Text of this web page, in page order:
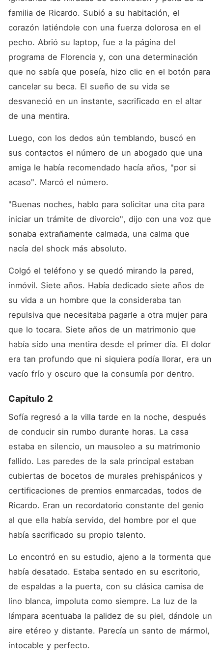
familia de Ricardo. Subió a su habitación, el
corazón latiéndole con una fuerza dolorosa en el
pecho. Abrió su laptop, fue a la página del
programa de Florencia y, con una determinación
que no sabía que poseía, hizo clic en el botón para
cancelar su beca. El sueño de su vida se
desvaneció en un instante, sacrificado en el altar
de una mentira.
Luego, con los dedos aún temblando, buscó en
sus contactos el número de un abogado que una
amiga le había recomendado hacía años, "por si
acaso". Marcó el número.
"Buenas noches, hablo para solicitar una cita para
iniciar un trámite de divorcio", dijo con una voz que
sonaba extrañamente calmada, una calma que
nacía del shock más absoluto.
Colgó el teléfono y se quedó mirando la pared,
inmóvil. Siete años. Había dedicado siete años de
su vida a un hombre que la consideraba tan
repulsiva que necesitaba pagarle a otra mujer para
que lo tocara. Siete años de un matrimonio que
había sido una mentira desde el primer día. El dolor
era tan profundo que ni siquiera podía llorar, era un
vacío frío y oscuro que la consumía por dentro.
Capítulo 2
Sofía regresó a la villa tarde en la noche, después
de conducir sin rumbo durante horas. La casa
estaba en silencio, un mausoleo a su matrimonio
fallido. Las paredes de la sala principal estaban
cubiertas de bocetos de murales prehispánicos y
certificaciones de premios enmarcadas, todos de
Ricardo. Eran un recordatorio constante del genio
al que ella había servido, del hombre por el que
había sacrificado su propio talento.
Lo encontró en su estudio, ajeno a la tormenta que
había desatado. Estaba sentado en su escritorio,
de espaldas a la puerta, con su clásica camisa de
lino blanca, impoluta como siempre. La luz de la
lámpara acentuaba la palidez de su piel, dándole un
aire etéreo y distante. Parecía un santo de mármol,
intocable y perfecto.